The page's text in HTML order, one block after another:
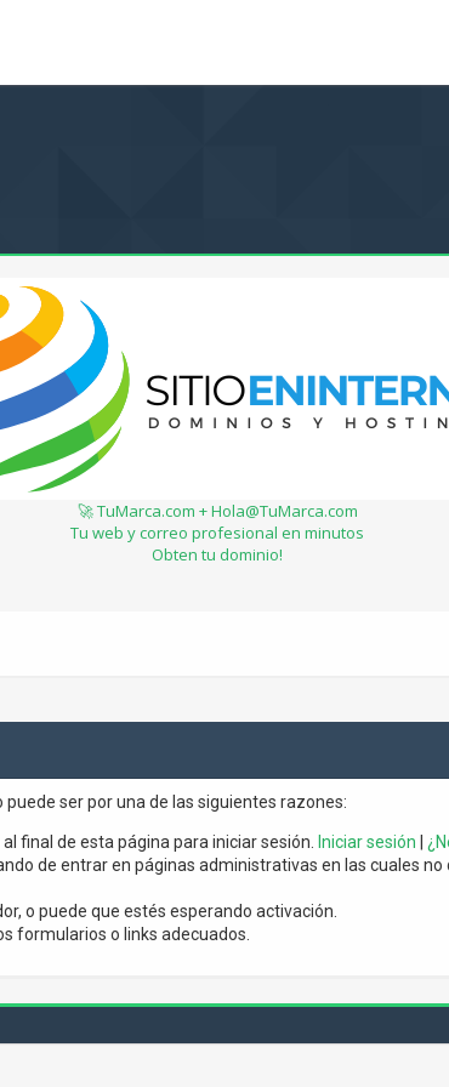
🚀 TuMarca.com + Hola@TuMarca.com
Tu web y correo profesional en minutos
Obten tu dominio!
ser por una de las siguientes razones:
final de esta página para iniciar sesión. Iniciar sesión
de entrar en páginas administrativas en las cuales
o puede que estés esperando activación.
formularios o links adecuados.